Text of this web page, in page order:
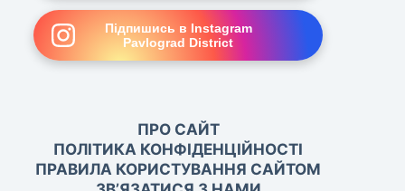
Підпишись в Instagram
Pavlograd District
ПРО САЙТ
ПОЛІТИКА КОНФІДЕНЦІЙНОСТІ
ПРАВИЛА КОРИСТУВАННЯ САЙТОМ